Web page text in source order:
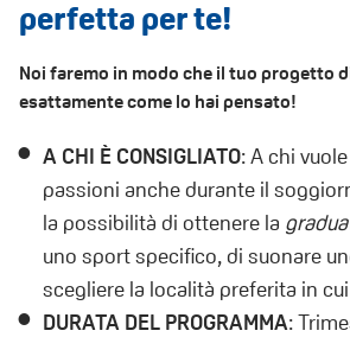
perfetta per te!
Noi faremo in modo che il tuo progetto
esattamente come lo hai pensato!
A CHI È CONSIGLIATO: A chi
passioni anche durante il
la possibilità di ottenere la
uno sport specifico, di suonare
scegliere la località preferita in cui
DURATA DEL PROGRAMMA: